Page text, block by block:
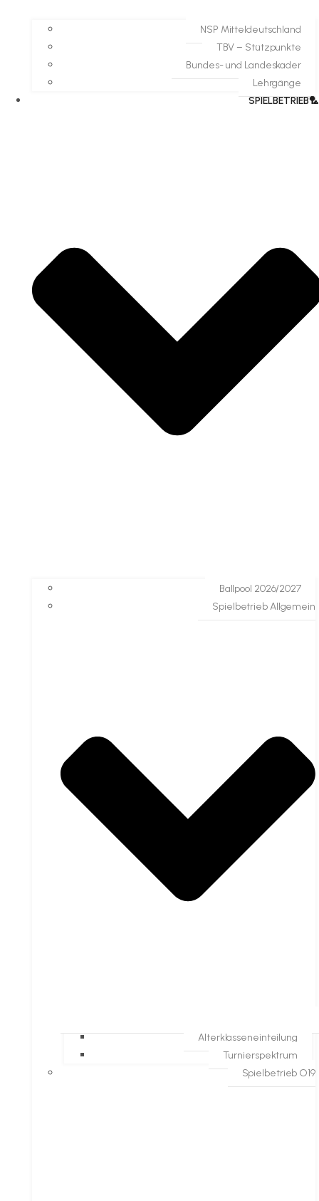
NSP Mitteldeutschland
TBV – Stützpunkte
Bundes- und Landeskader
Lehrgänge
SPIELBETRIEB🏸
Ballpool 2026/2027
Spielbetrieb Allgemein
Alterklasseneinteilung
Turnierspektrum
Spielbetrieb O19